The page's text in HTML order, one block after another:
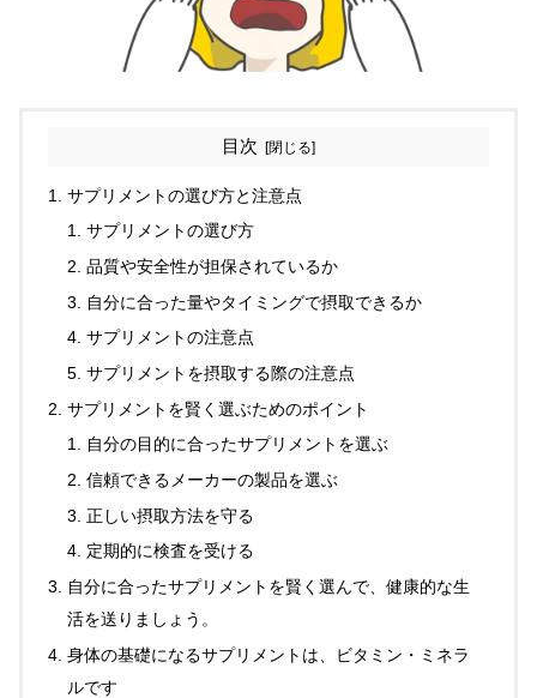
目次
サプリメントの選び方と注意点
サプリメントの選び方
品質や安全性が担保されているか
自分に合った量やタイミングで摂取できるか
サプリメントの注意点
サプリメントを摂取する際の注意点
サプリメントを賢く選ぶためのポイント
自分の目的に合ったサプリメントを選ぶ
信頼できるメーカーの製品を選ぶ
正しい摂取方法を守る
定期的に検査を受ける
自分に合ったサプリメントを賢く選んで、健康的な生
活を送りましょう。
身体の基礎になるサプリメントは、ビタミン・ミネラ
ルです